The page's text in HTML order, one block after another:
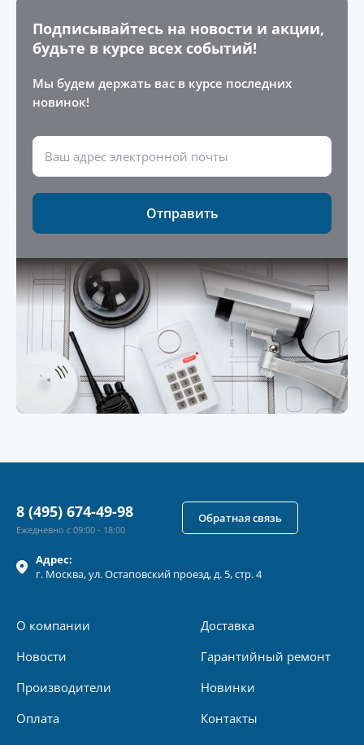
Подписывайтесь на новости и акции,
будьте в курсе всех событий!
Мы будем держать вас в курсе последних
новинок!
Отправить
Адрес:
г. Москва, ул.Остаповский проезд, д. 5, стр. 4
О компании
Новости
Производители
Оплата
Доставка
Гарантийный ремонт
Новинки
Контакты
8 (495) 674-49-98
Ежедневно с 09:00 - 18:00
Обратная связь